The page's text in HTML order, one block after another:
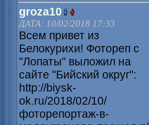
groza10
ДАТА: 10/02/2018 17:33
Всем привет из
Белокурихи! Фотореп с
"Лопаты" выложил на
сайте "Бийский округ":
http://biysk-
ok.ru/2018/02/10/
фоторепортаж-в-